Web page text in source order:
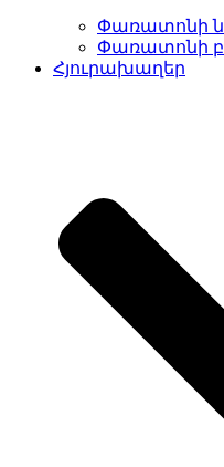
Փառատոնի
Փառատոնի
Հյուրախաղեր